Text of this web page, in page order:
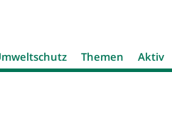
Themen Aktiv